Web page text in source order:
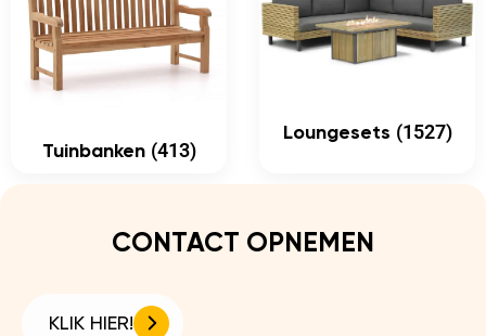
Tuinbanken (413)
Loungesets (1527)
CONTACT OPNEMEN
KLIK HIER!